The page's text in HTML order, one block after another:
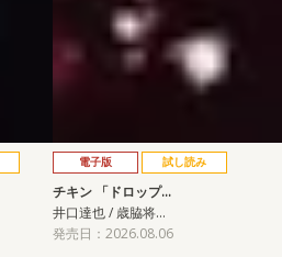
電子版 試し読み
チキン 「ドロップ…
井口達也 / 歳脇将…
発売日：2026.08.06